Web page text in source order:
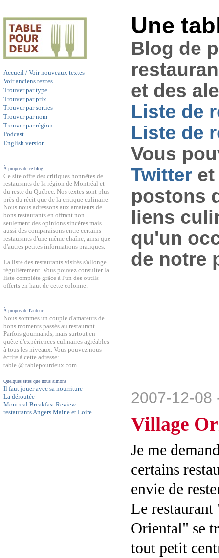
Accueil / Voir nouveaux textes
Voir anciens textes
Trouver par type
Trouver par prix
Trouver par sorties
Trouver par nom
Trouver par région
Podcast
English version
À propos de ce blog
Ce site offre des critiques honnêtes de
restaurants de la région de Montréal et
du reste du Québec. Nos textes sont plus
près du récit que de la critique culinaire.
Nous nous adressons aux amateurs de
bons restaurants en offrant non
seulement des opinions sincères mais
aussi des comparaisons entre certains
restaurants d'une même chaîne, ainsi que
d'autres petites informations pratiques.
La liste des restaurants visités s'allonge
régulièrement. Vous pouvez consulter la
liste complète grâce à l'un des outils
offerts en haut de cette colonne.
À propos de l'auteur
Nous sommes un couple d'amateurs de
bons moments passés au restaurant.
Parfois gourmands, mais surtout en
quête d'expériences culinaires agréables
à tous les niveaux. Vous pouvez nous
écrire à cette adresse:
table @ tablepourdeux.com.
Quelques sites que nous aimons
Il faut jouer avec sa nourriture
La déroutée
Montreal Breakfast Review
restaurants Angers Maine et Loire
Une
Blog de
et des
Liste de
Liste de
Vous
Twitter
postons
liens
qu'un
de notre
2007-12-08
Village
Je me
certains
envie de
Le
Oriental" se
tout petit